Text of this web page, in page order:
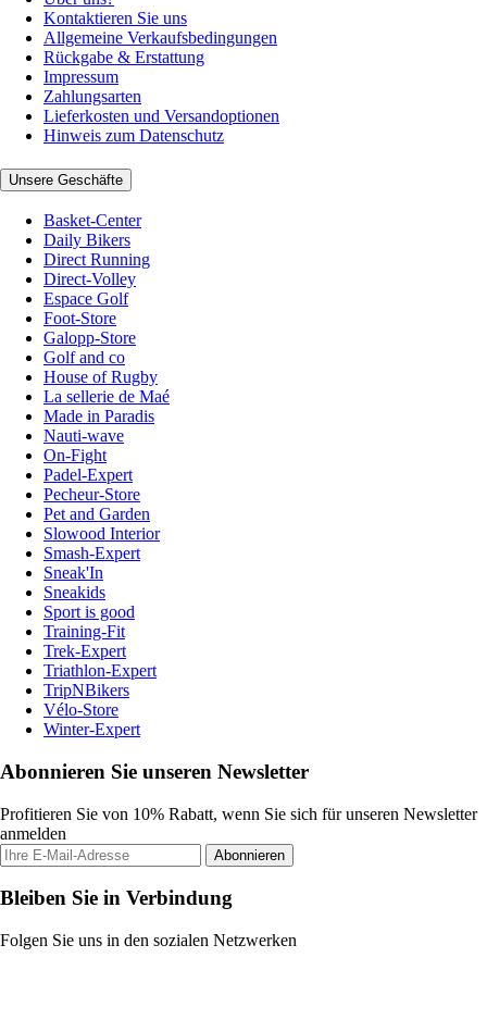
Kontaktieren Sie uns
Allgemeine Verkaufsbedingungen
Rückgabe & Erstattung
Impressum
Zahlungsarten
Lieferkosten und Versandoptionen
Hinweis zum Datenschutz
Unsere Geschäfte
Basket-Center
Daily Bikers
Direct Running
Direct-Volley
Espace Golf
Foot-Store
Galopp-Store
Golf and co
House of Rugby
La sellerie de Maé
Made in Paradis
Nauti-wave
On-Fight
Padel-Expert
Pecheur-Store
Pet and Garden
Slowood Interior
Smash-Expert
Sneak'In
Sneakids
Sport is good
Training-Fit
Trek-Expert
Triathlon-Expert
TripNBikers
Vélo-Store
Winter-Expert
Abonnieren Sie unseren Newsletter
Profitieren Sie von 10% Rabatt, wenn Sie sich für unseren Newsletter
anmelden
Abonnieren
Bleiben Sie in Verbindung
Folgen Sie uns in den sozialen Netzwerken